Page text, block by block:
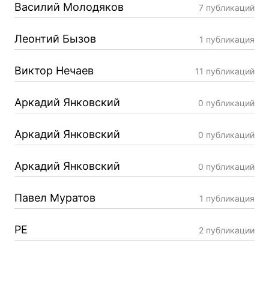
Василий Молодяков 7 публикаций
Леонтий Бызов 1 публикация
Виктор Нечаев 11 публикаций
Аркадий Янковский 0 публикаций
Аркадий Янковский 0 публикаций
Аркадий Янковский 0 публикаций
Павел Муратов 1 публикация
РЕ 2 публикации